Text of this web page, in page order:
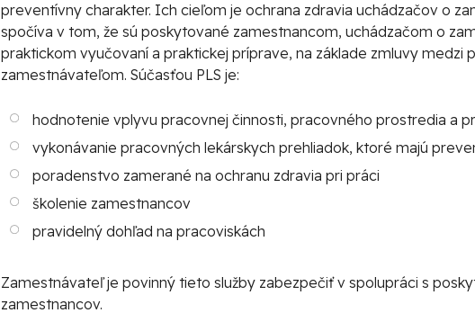
preventívny charakter. Ich cieľom je ochrana zdravia uchádzačov o
spočíva v tom, že sú poskytované zamestnancom, uchádzačom o
praktickom vyučovaní a praktickej príprave, na základe zmluvy medzi
zamestnávateľom. Súčasťou PLS je:
hodnotenie vplyvu pracovnej činnosti, pracovného prostredia a
vykonávanie pracovných lekárskych prehliadok, ktoré majú
poradenstvo zamerané na ochranu zdravia pri práci
školenie zamestnancov
pravidelný dohľad na pracoviskách
Zamestnávateľ je povinný tieto služby zabezpečiť v spolupráci s
zamestnancov.